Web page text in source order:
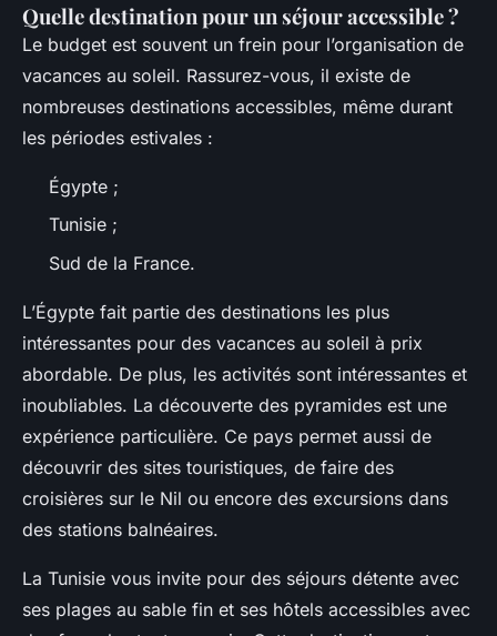
Quelle destination pour un séjour accessible ?
Le budget est souvent un frein pour l’organisation de
vacances au soleil. Rassurez-vous, il existe de
nombreuses destinations accessibles, même durant
les périodes estivales :
Égypte ;
Tunisie ;
Sud de la France.
L’Égypte fait partie des destinations les plus
intéressantes pour des vacances au soleil à prix
abordable. De plus, les activités sont intéressantes et
inoubliables. La découverte des pyramides est une
expérience particulière. Ce pays permet aussi de
découvrir des sites touristiques, de faire des
croisières sur le Nil ou encore des excursions dans
des stations balnéaires.
La Tunisie vous invite pour des séjours détente avec
ses plages au sable fin et ses hôtels accessibles avec